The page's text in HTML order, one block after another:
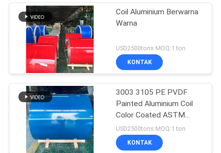
Coil Aluminium Berwarna
Warna
USD2500tons MOQ:1 ton
KONTAK
3003 3105 PE PVDF
Painted Aluminium Coil
Color Coated ASTM
B209
USD2500tons MOQ:1 ton
KONTAK